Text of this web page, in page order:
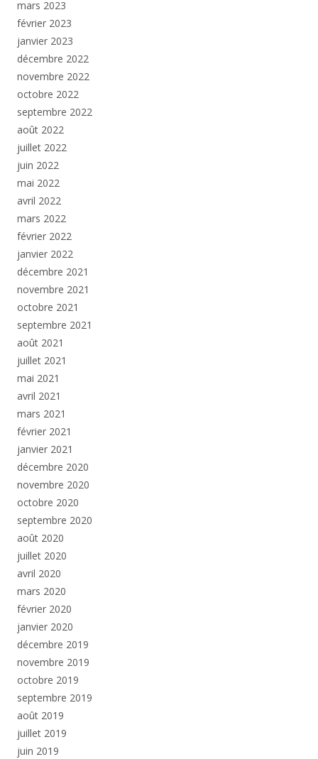
mars 2023
février 2023
janvier 2023
décembre 2022
novembre 2022
octobre 2022
septembre 2022
août 2022
juillet 2022
juin 2022
mai 2022
avril 2022
mars 2022
février 2022
janvier 2022
décembre 2021
novembre 2021
octobre 2021
septembre 2021
août 2021
juillet 2021
mai 2021
avril 2021
mars 2021
février 2021
janvier 2021
décembre 2020
novembre 2020
octobre 2020
septembre 2020
août 2020
juillet 2020
avril 2020
mars 2020
février 2020
janvier 2020
décembre 2019
novembre 2019
octobre 2019
septembre 2019
août 2019
juillet 2019
juin 2019